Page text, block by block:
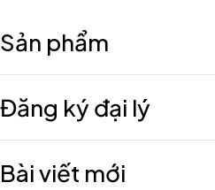
Sản phẩm
Đăng ký đại lý
Bài viết mới